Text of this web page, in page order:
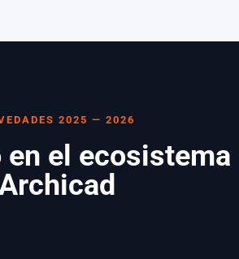
2025 — 2026
en el ecosistema